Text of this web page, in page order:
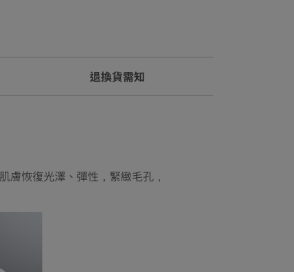
退換貨需知
膚恢復光澤、彈性，緊緻毛孔，